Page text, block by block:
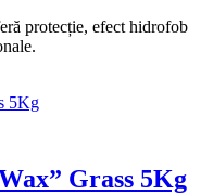
protecție, efect hidrofob
Grass 5Kg